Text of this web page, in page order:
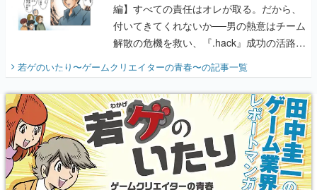
編】すべての責任はオレが取る。だから、
付いてきてくれないか──男の熱意はチーム
解散の危機を救い、『.hack』成功の活路を
開く。業界の快男児・松山 洋に流れる血は
『少年ジャンプ』色だった【若ゲのいた
り】
若ゲのいたり〜ゲームクリエイターの青春〜の記事一覧